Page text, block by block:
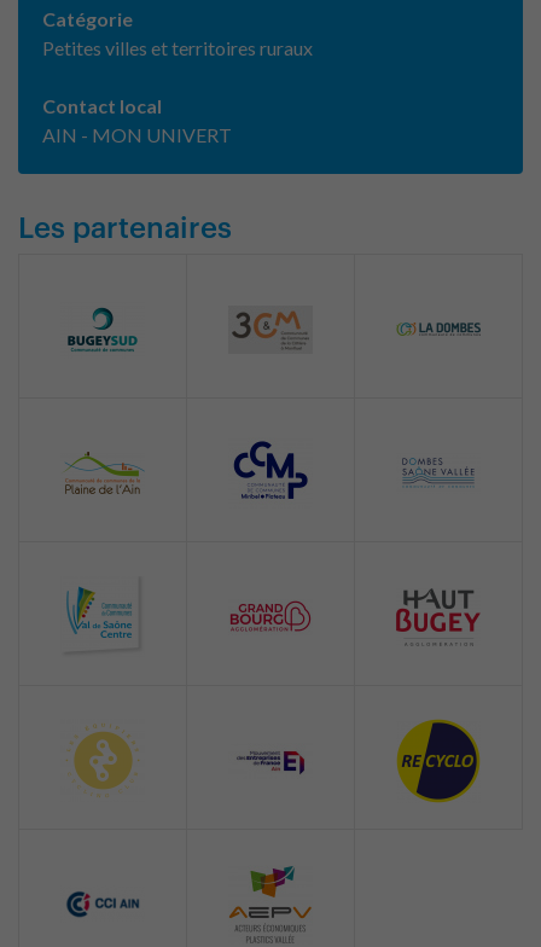
Catégorie
Petites villes et territoires ruraux
Contact local
AIN - MON UNIVERT
Les partenaires